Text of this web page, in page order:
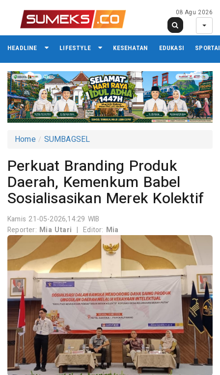
08 Agu 2026
HEADLINE LIFESTYLE KESEHATAN EDUKASI
Home SUMBAGSEL
Perkuat Branding Produk
Daerah, Kemenkum Babel
Sosialisasikan Merek Kolektif
Kamis 21-05-2026,14:29 WIB
Reporter: Mia Utari | Editor: Mia